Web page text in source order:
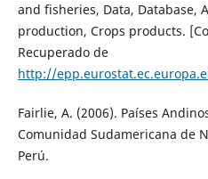
and fisheries, Data, Database,
production, Crops products.
Recuperado de
http://
Fairlie, A. (2006). Países
Comunidad Sudamericana de
Perú.